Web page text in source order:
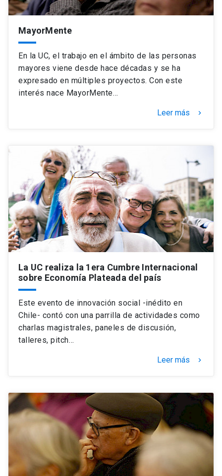
MayorMente
En la UC, el trabajo en el ámbito de las personas
mayores viene desde hace décadas y se ha
expresado en múltiples proyectos. Con este
interés nace MayorMente…
Leer más keyboard_arrow_right
La UC realiza la 1era Cumbre Internacional
sobre Economía Plateada del país
Este evento de innovación social -inédito en
Chile- contó con una parrilla de actividades como
charlas magistrales, paneles de discusión,
talleres, pitch…
Leer más keyboard_arrow_right